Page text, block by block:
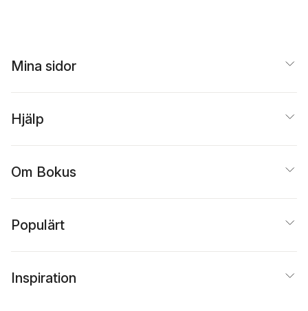
Mina sidor
Hjälp
Om Bokus
Populärt
Inspiration